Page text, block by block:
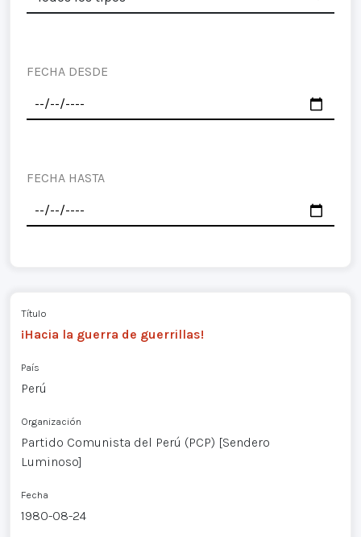
FECHA DESDE
FECHA HASTA
Título
¡Hacia la guerra de guerrillas!
País
Perú
Organización
Partido Comunista del Perú (PCP) [Sendero
Luminoso]
Fecha
1980-08-24